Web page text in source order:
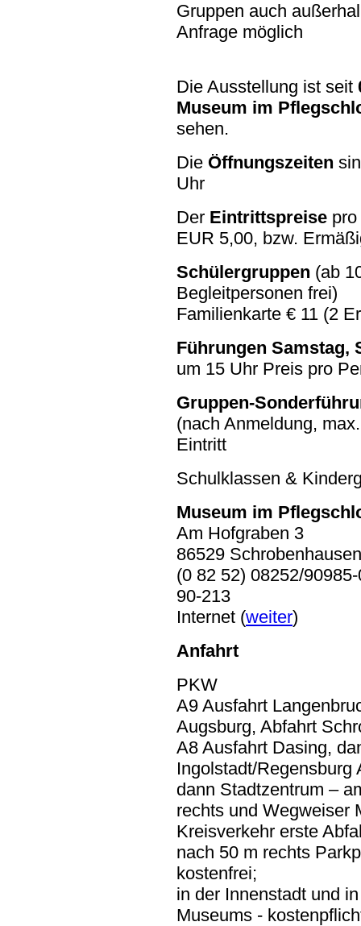
Gruppen auch
Anfrage möglich
Die Ausstellung ist seit
Museum im
sehen.
Die Öffnungszeiten
Uhr
Der Eintrittspreise
EUR 5,00, bzw.
Schülergruppen (ab
Begleitpersonen frei)
Familienkarte € 11 (2
Führungen Samstag,
um 15 Uhr Preis pro
Gruppen-
(nach Anmeldung,
Eintritt
Schulklassen &
Museum im
Am Hofgraben 3
86529 Schrobenhausen
(0 82 52) 08252/
90-213
Internet (weiter)
Anfahrt
PKW
A9 Ausfahrt
Augsburg, Abfahrt
A8 Ausfahrt Dasing,
Ingolstadt/Regensburg
dann Stadtzentrum –
rechts und Wegweiser
Kreisverkehr erste
nach 50 m rechts
kostenfrei;
in der Innenstadt und
Museums -